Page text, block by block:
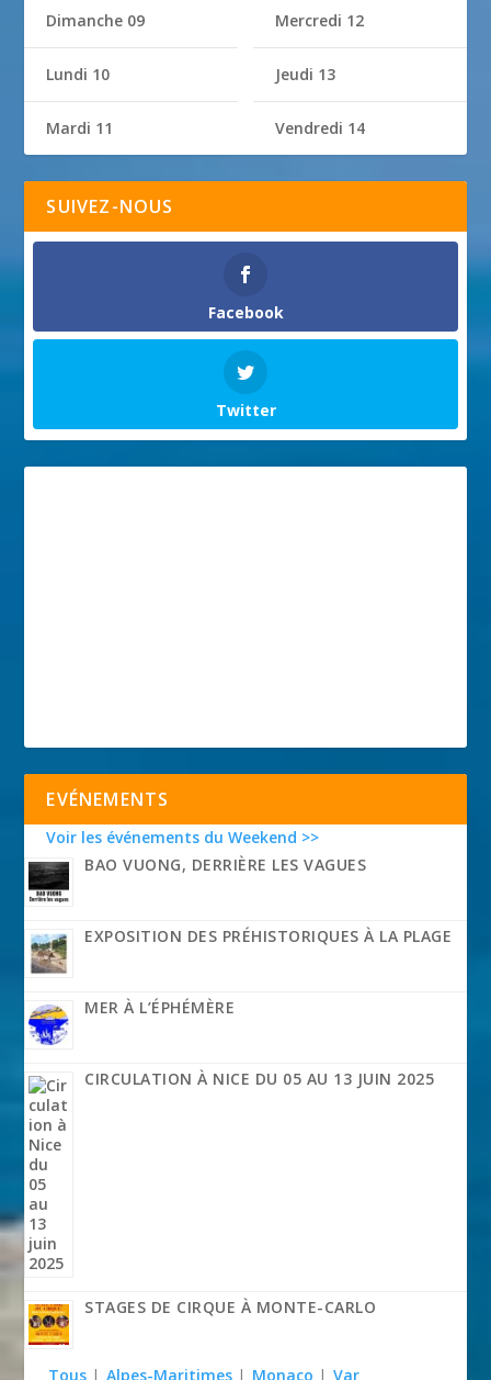
Dimanche 09
Lundi 10
Mardi 11
Mercredi 12
Jeudi 13
Vendredi 14
SUIVEZ-NOUS
Facebook
Twitter
EVÉNEMENTS
Voir les événements du Weekend >>
BAO VUONG, DERRIÈRE LES VAGUES
EXPOSITION DES PRÉHISTORIQUES À LA PLAGE
MER À L’ÉPHÉMÈRE
CIRCULATION À NICE DU 05 AU 13 JUIN 2025
STAGES DE CIRQUE À MONTE-CARLO
Tous | Alpes-Maritimes | Monaco | Var